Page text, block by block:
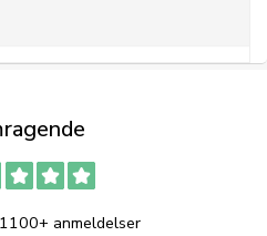
1100+ anmeldelser